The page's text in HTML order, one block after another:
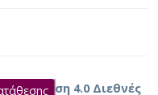
που
σύγχρονη
οι προοπτικές
της ανεργίας,
in local
are mainly
by the capital-
Χρήση 4.0 Διεθνές